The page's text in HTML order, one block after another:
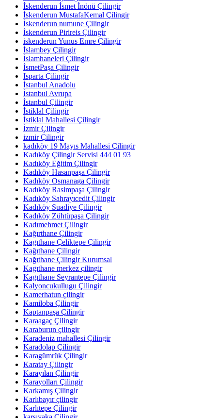
İskenderun İsmet İnönü Çilingir
İskenderun MustafaKemal Çilingir
İskenderun numune Çilingir
İskenderun Pirireis Çilingir
iskenderun Yunus Emre Çilingir
İslambey Çilingir
İslamhaneleri Çilingir
İsmetPaşa Çilingir
Isparta Çilingir
İstanbul Anadolu
İstanbul Avrupa
İstanbul Çilingir
İstiklal Çilingir
İstiklal Mahallesi Çilingir
İzmir Çilingir
izmir Çilingir
kadıköy 19 Mayıs Mahallesi Çilingir
Kadıköy Çilingir Servisi 444 01 93
Kadıköy Eğitim Çilingir
Kadıköy Hasanpaşa Çilingir
Kadıköy Osmanaga Çilingir
Kadıköy Rasimpaşa Çilingir
Kadıköy Sahrayıcedit Çilingir
Kadıköy Suadiye Çilingir
Kadıköy Zühtüpaşa Çilingir
Kadımehmet Çilingir
Kağırthane Çilingir
Kagıthane Çeliktepe Çilingir
Kağıthane Çilingir
Kağıthane Çilingir Kurumsal
Kagıthane merkez çilingir
Kagıthane Seyrantepe Çilingir
Kalyoncukullugu Çilingir
Kamerhatun çilingir
Kamiloba Çilingir
Kaptanpaşa Çilingir
Karaagaç Çilingir
Karaburun çilingir
Karadeniz mahallesi Çilingir
Karadolap Çilingir
Karagümrük Çilingir
Karatay Çilingir
Karayılan Çilingir
Karayolları Çilingir
Karkamış Çilingir
Karlıbayır çilingir
Karlıtepe Çilingir